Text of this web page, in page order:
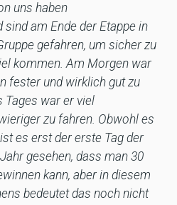
uns haben
am Ende der Etappe in
gefahren, um sicher zu
kommen. Am Morgen war
fester und wirklich gut zu
Tages war er viel
zu fahren. Obwohl es
es erst der erste Tag der
gesehen, dass man 30
kann, aber in diesem
bedeutet das noch nicht